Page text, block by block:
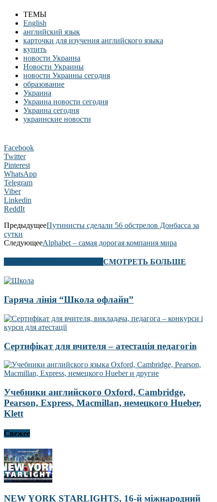
ТЕМЫ
English
английский язык
карточки для изучения английского языка
купить
новости Украина
Новости Украины
новости Украины сегодня
образование
Украина
Украина новости сегодня
Украина сегодня
украинские новости
Facebook
Twitter
Pinterest
WhatsApp
Telegram
Viber
Linkedin
ReddIt
ПредыдущееПутинисты сделали 56 обстрелов Донбасса за
сутки
СледующееAlphabet – самая дорогая компания мира
СМОТРЕТЬ БОЛЬШЕ
Гаряча лінія “Школа офлайн”
Сертифікат для вчителя – атестація педагогів
Учебники английского Oxford, Cambridge,
Pearson, Express, Macmillan, немецкого Hueber,
Klett
Свежее
NEW YORK STARLIGHTS, 16-й міжнародний